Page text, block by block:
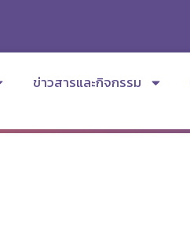
ข่าวสารและกิจกรรม